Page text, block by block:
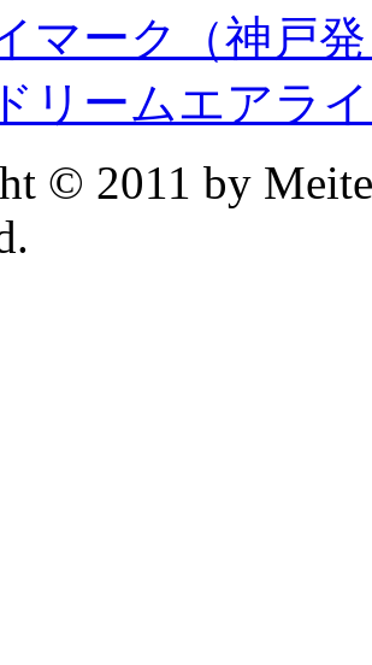
マーク
（神戸
リームエアラ
© 2011 by